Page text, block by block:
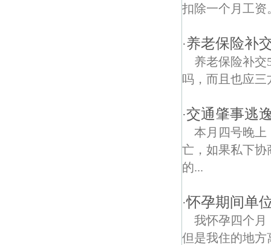
扣除一个月工资
·养老保险补
养老保险补交
吗，而且也应
·交通肇事逃
本月四号晚上
亡，如果私下协
的...
·怀孕期间单
我怀孕四个月
但是我住的地方